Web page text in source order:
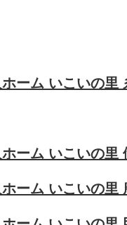
ーム いこいの里
ーム いこいの里
ーム いこいの里